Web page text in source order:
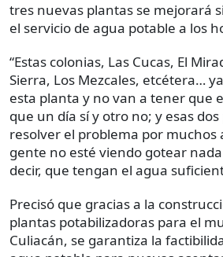
tres nuevas plantas se mejorará
el servicio de agua potable a los
“Estas colonias, Las Cucas, El
Sierra, Los Mezcales, etcétera…
esta planta y no van a tener que
que un día sí y otro no; y esas
resolver el problema por muchos
gente no esté viendo gotear
decir, que tengan el agua
Precisó que gracias a la
plantas potabilizadoras para el
Culiacán, se garantiza la